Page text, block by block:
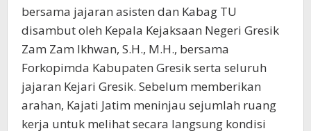
bersama jajaran asisten dan Kabag TU
disambut oleh Kepala Kejaksaan Negeri Gresik
Zam Zam Ikhwan, S.H., M.H., bersama
Forkopimda Kabupaten Gresik serta seluruh
jajaran Kejari Gresik. Sebelum memberikan
arahan, Kajati Jatim meninjau sejumlah ruang
kerja untuk melihat secara langsung kondisi